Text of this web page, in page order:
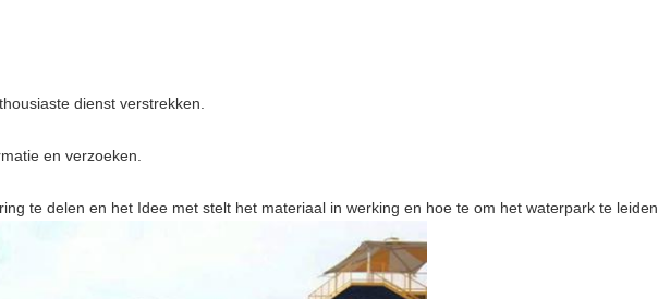
dienst verstrekken.
en verzoeken.
te delen en het Idee met stelt het materiaal in werking en hoe te om het waterpark te leiden.